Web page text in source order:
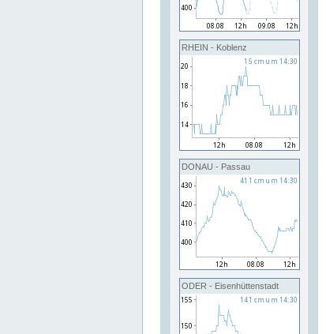
RHEIN - Koblenz
DONAU - Passau
ODER - Eisenhüttenstadt